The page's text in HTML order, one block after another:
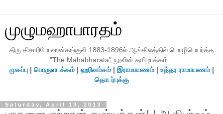
முழுமஹாபாரதம்
திரு.கிசாரிமோஹன்கங்குலி 1883-1896ல் ஆங்கிலத்தில் மொழிபெயர்த்த
"The Mahabharata" நூலின் தமிழாக்கம்...
முகப்பு| பொருளடக்கம்| ஹரிவம்சம்| இராமாயணம்| உத்தர ராமாயணம்|
தொடர்புக்கு
Saturday, April 13, 2013